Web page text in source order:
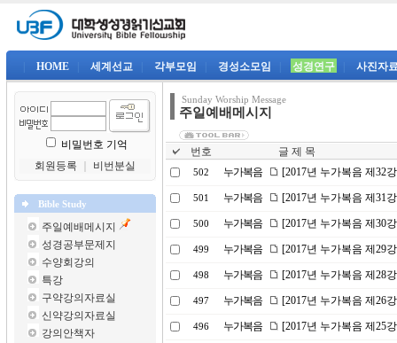
HOME 세계선교 각부모임 경성소모임 성경연구 사진자
비밀번호 기억
회원등록
비번분실
Bible Study
주일예배메시지
성경공부문제지
수양회강의
특강
구약강의자료실
신약강의자료실
강의안책자
Sunday Worship Message
주일예배메시지
번호 글 제 목
502 누가복음 [2017년 누가복음 제32
501 누가복음 [2017년 누가복음 제31
500 누가복음 [2017년 누가복음 제30
499 누가복음 [2017년 누가복음 제29
498 누가복음 [2017년 누가복음 제28
497 누가복음 [2017년 누가복음 제26
496 누가복음 [2017년 누가복음 제25